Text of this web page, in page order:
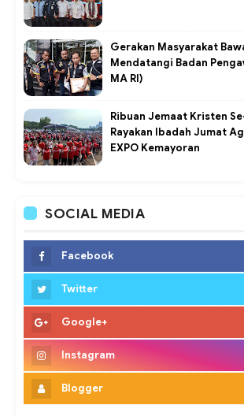
Gerakan Masyarakat
Mendatangi Badan
MA RI)
Ribuan Jemaat Kristen
Rayakan Ibadah Jumat
EXPO Kemayoran
SOCIAL MEDIA
Facebook
Twitter
Google+
Instagram
Blogger